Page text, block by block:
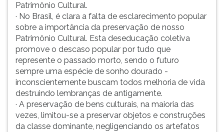
Patrimônio Cultural.
· No Brasil, é clara a falta de esclarecimento popular
sobre a importância da preservação de nosso
Patrimônio Cultural. Esta deseducação coletiva
promove o descaso popular por tudo que
represente o passado morto, sendo o futuro
sempre uma espécie de sonho dourado -
inconscientemente buscam todos melhoria de vida
destruindo lembranças de antigamente.
· A preservação de bens culturais, na maioria das
vezes, limitou-se a preservar objetos e construções
da classe dominante, negligenciando os artefatos